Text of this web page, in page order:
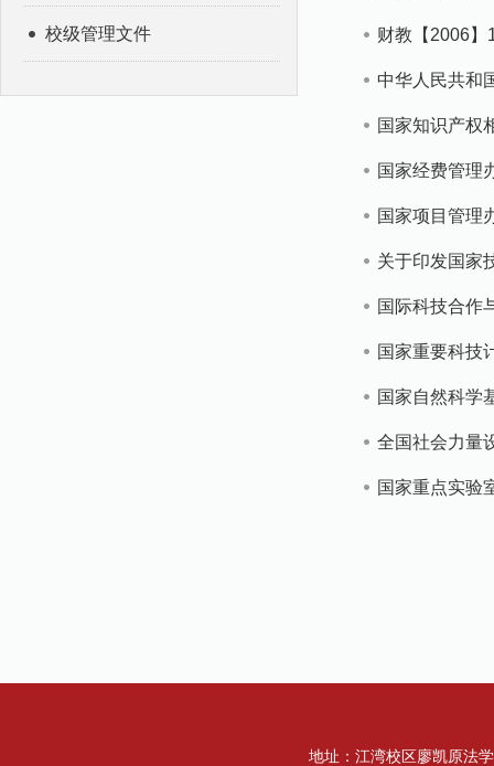
校级管理文件 财教【2006】
中华人民共和
国家知识产权
国家经费管理
国家项目管理
关于印发国家
国际科技合作
国家重要科技
国家自然科学
全国社会力量
国家重点实验
地址：江湾校区廖凯原